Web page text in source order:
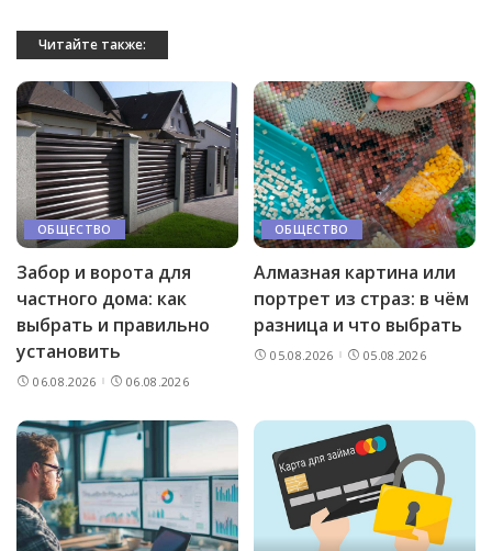
Читайте также:
ОБЩЕСТВО
Забор и ворота для
частного дома: как
выбрать и правильно
установить
06.08.2026 06.08.2026
ОБЩЕСТВО
Алмазная картина или
портрет из страз: в чём
разница и что выбрать
05.08.2026 05.08.2026